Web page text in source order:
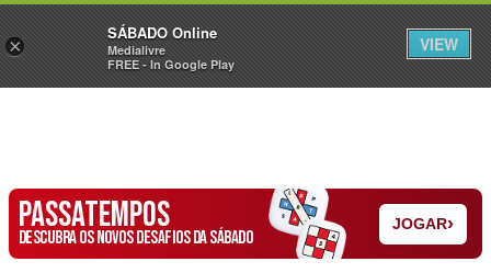
Sábado Assine Iniciar Sessão
PASSATEMPOS
DESCUBRA OS NOVOS DESAFIOS DA SÁBADO
JOGAR›
×
SÁBADO Online
Medialivre
FREE - In Google Play
VIEW